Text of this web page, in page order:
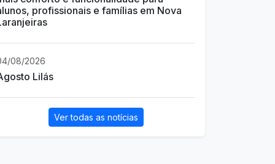
profissionais e famílias em Nova
08/2026
Lilás
Ver todas as notícias